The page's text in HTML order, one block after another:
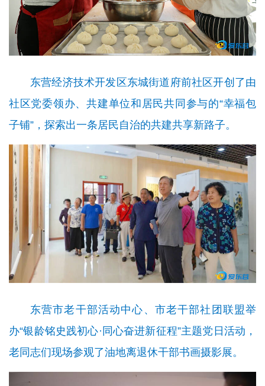
东营经济技术开发区东城街道府前社区开创了由
社区党委领办、共建单位和居民共同参与的“幸福包
子铺”，探索出一条居民自治的共建共享新路子。
东营市老干部活动中心、市老干部社团联盟举
办“银龄铭史践初心·同心奋进新征程”主题党日活动，
老同志们现场参观了油地离退休干部书画摄影展。